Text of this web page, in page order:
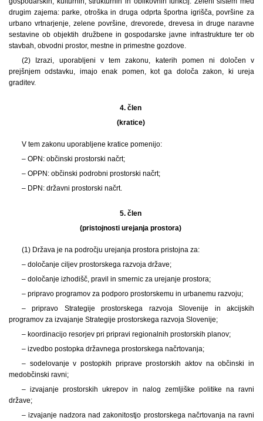
drugim zajema: parke, otroška in druga odprta športna igrišča, površine za
urbano vrtnarjenje, zelene površine, drevorede, drevesa in druge naravne
sestavine ob objektih družbene in gospodarske javne infrastrukture ter ob
stavbah, obvodni prostor, mestne in primestne gozdove.
(2) Izrazi, uporabljeni v tem zakonu, katerih pomen ni določen v
prejšnjem odstavku, imajo enak pomen, kot ga določa zakon, ki ureja
graditev.
4. člen
(kratice)
V tem zakonu uporabljene kratice pomenijo:
– OPN: občinski prostorski načrt;
– OPPN: občinski podrobni prostorski načrt;
– DPN: državni prostorski načrt.
5. člen
(pristojnosti urejanja prostora)
(1) Država je na področju urejanja prostora pristojna za:
– določanje ciljev prostorskega razvoja države;
– določanje izhodišč, pravil in smernic za urejanje prostora;
– pripravo programov za podporo prostorskemu in urbanemu razvoju;
– pripravo Strategije prostorskega razvoja Slovenije in akcijskih
programov za izvajanje Strategije prostorskega razvoja Slovenije;
– koordinacijo resorjev pri pripravi regionalnih prostorskih planov;
– izvedbo postopka državnega prostorskega načrtovanja;
– sodelovanje v postopkih priprave prostorskih aktov na občinski in
medobčinski ravni;
– izvajanje prostorskih ukrepov in nalog zemljiške politike na ravni
države;
– izvajanje nadzora nad zakonitostjo prostorskega načrtovanja na ravni